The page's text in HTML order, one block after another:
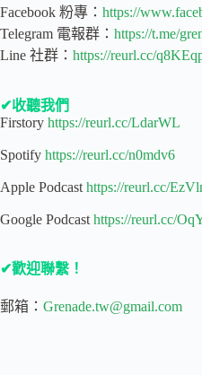
Facebook 粉專： https://
Telegram 電報群： https://t.me/
Line 社群： https://reurl.cc/
✔收聽我們
Firstory https://reurl.cc/LdarWL
Spotify https://reurl.cc/n0mdv6
Apple Podcast https://reurl.cc/
Google Podcast https://reurl.cc/
✔歡迎聯繫！
郵箱： Grenade.tw@gmail.com